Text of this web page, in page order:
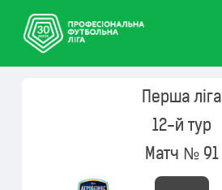
Перша ліга
12-й тур
Матч № 91